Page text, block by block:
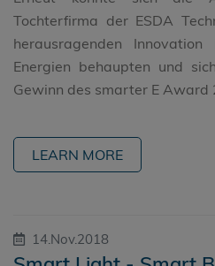
Tochterfirma der ESDA
herausragenden
Energien behaupten und
Gewinn des smarter E Award
LEARN MORE
14.Nov.2018